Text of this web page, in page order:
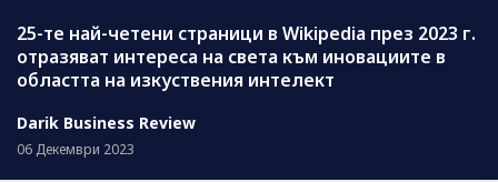
25-те най-четени страници в Wikipedia през 2023 г.
отразяват интереса на света към иновациите в
областта на изкуствения интелект
Darik Business Review
06 Декември 2023